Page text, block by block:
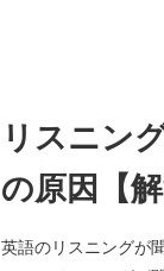
リスニン
の原因【
英語のリスニングが